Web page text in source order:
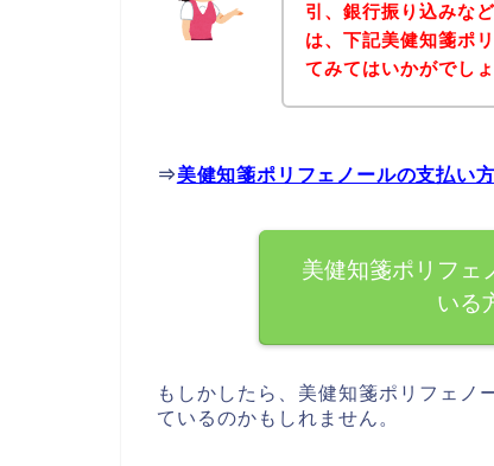
引、銀行振り込みな
は、下記美健知箋ポ
てみてはいかがでし
⇒美健知箋ポリフェノールの支払い
美健知箋ポリフェ
いる
もしかしたら、美健知箋ポリフェノ
ているのかもしれません。